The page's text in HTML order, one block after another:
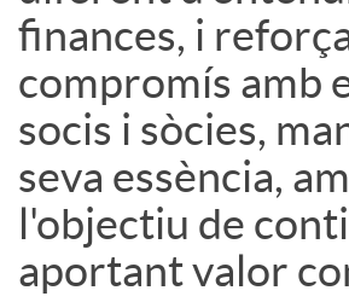
c
i
a
l
finances, i
compromís amb
socis i sòcies,
seva essència,
l'objectiu de
aportant valor